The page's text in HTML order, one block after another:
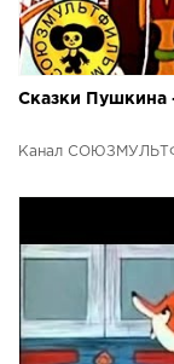
Сказки Пушкина
Канал